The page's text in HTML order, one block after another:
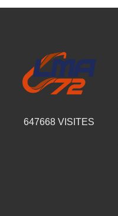
647668 VISITES